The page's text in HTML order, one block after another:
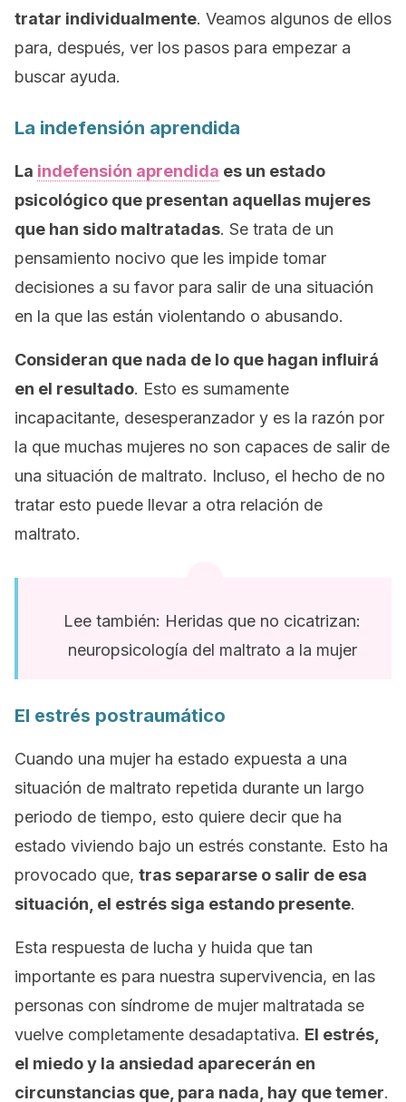
tratar individualmente. Veamos algunos de ellos
para, después, ver los pasos para empezar a
buscar ayuda.
La indefensión aprendida
La indefensión aprendida es un estado
psicológico que presentan aquellas mujeres
que han sido maltratadas. Se trata de un
pensamiento nocivo que les impide tomar
decisiones a su favor para salir de una situación
en la que las están violentando o abusando.
Consideran que nada de lo que hagan influirá
en el resultado. Esto es sumamente
incapacitante, desesperanzador y es la razón por
la que muchas mujeres no son capaces de salir de
una situación de maltrato. Incluso, el hecho de no
tratar esto puede llevar a otra relación de
maltrato.
Lee también: Heridas que no cicatrizan:
neuropsicología del maltrato a la mujer
El estrés postraumático
Cuando una mujer ha estado expuesta a una
situación de maltrato repetida durante un largo
periodo de tiempo, esto quiere decir que ha
estado viviendo bajo un estrés constante. Esto ha
provocado que, tras separarse o salir de esa
situación, el estrés siga estando presente.
Esta respuesta de lucha y huida que tan
importante es para nuestra supervivencia, en las
personas con síndrome de mujer maltratada se
vuelve completamente desadaptativa. El estrés,
el miedo y la ansiedad aparecerán en
circunstancias que, para nada, hay que temer.